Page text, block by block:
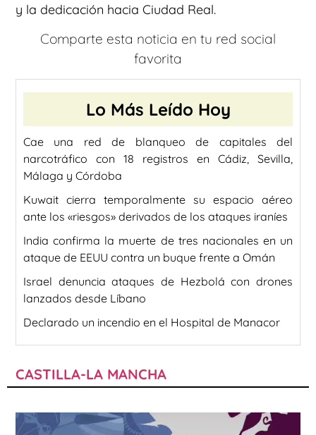
y la dedicación hacia Ciudad Real.
Comparte esta noticia en tu red social
favorita
Lo Más Leído Hoy
Cae una red de blanqueo de capitales del
narcotráfico con 18 registros en Cádiz, Sevilla,
Málaga y Córdoba
Kuwait cierra temporalmente su espacio aéreo
ante los «riesgos» derivados de los ataques iraníes
India confirma la muerte de tres nacionales en un
ataque de EEUU contra un buque frente a Omán
Israel denuncia ataques de Hezbolá con drones
lanzados desde Líbano
Declarado un incendio en el Hospital de Manacor
CASTILLA-LA MANCHA